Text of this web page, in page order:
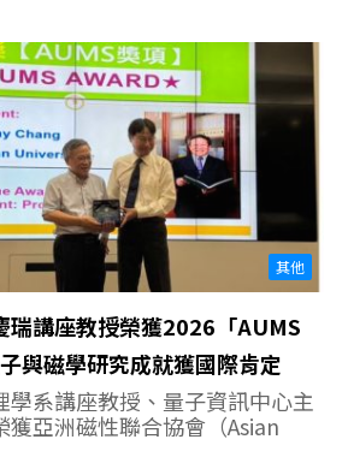
其他
瑞講座教授榮獲2026「AUMS
與磁學研究成就獲國際肯定
學系講座教授、量子資訊中心主
獲亞洲磁性聯合協會（Asian